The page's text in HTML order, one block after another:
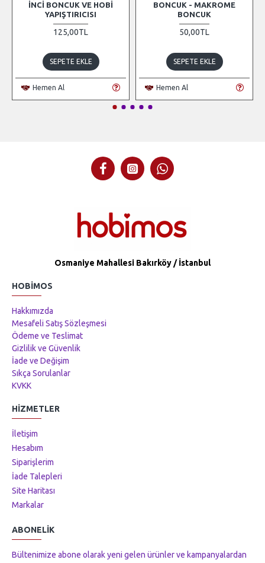
İNCI BONCUK VE HOBI
YAPIŞTIRICISI
125,00TL
SEPETE EKLE
Hemen Al
BONCUK - MAKROME
BONCUK
50,00TL
SEPETE EKLE
Hemen Al
Osmaniye Mahallesi Bakırköy / İstanbul
HOBIMOS
Hakkımızda
Mesafeli Satış Sözleşmesi
Ödeme ve Teslimat
Gizlilik ve Güvenlik
İade ve Değişim
Sıkça Sorulanlar
KVKK
HIZMETLER
İletişim
Hesabım
Siparişlerim
İade Talepleri
Site Haritası
Markalar
ABONELIK
Bültenimize abone olarak yeni gelen ürünler ve kampanyalardan